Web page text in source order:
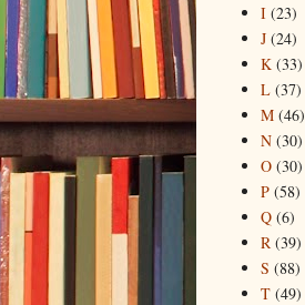
I (23)
J (24)
K (33)
L (37)
M (46)
N (30)
O (30)
P (58)
Q (6)
R (39)
S (88)
T (49)